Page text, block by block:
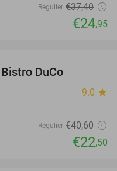
Regulier €37,40
€24,95
DuCo
9.0 star
Regulier €40,60
€22,50